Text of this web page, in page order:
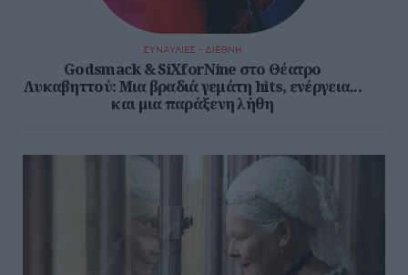
ΣΥΝΑΥΛΙΕΣ - ΔΙΕΘΝΗ
Godsmack & SiXforNine στο Θέατρο
Λυκαβηττού: Μια βραδιά γεμάτη hits, ενέργεια...
και μια παράξενη λήθη